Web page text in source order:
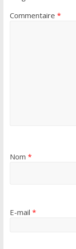
Commentaire *
Nom *
E-mail *